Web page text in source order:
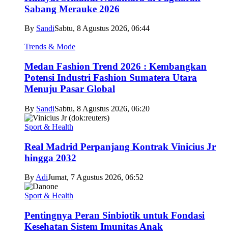
Sabang Merauke 2026
By SandiSabtu, 8 Agustus 2026, 06:44
Trends & Mode
Medan Fashion Trend 2026 : Kembangkan
Potensi Industri Fashion Sumatera Utara
Menuju Pasar Global
By SandiSabtu, 8 Agustus 2026, 06:20
Sport & Health
Real Madrid Perpanjang Kontrak Vinicius Jr
hingga 2032
By AdiJumat, 7 Agustus 2026, 06:52
Sport & Health
Pentingnya Peran Sinbiotik untuk Fondasi
Kesehatan Sistem Imunitas Anak